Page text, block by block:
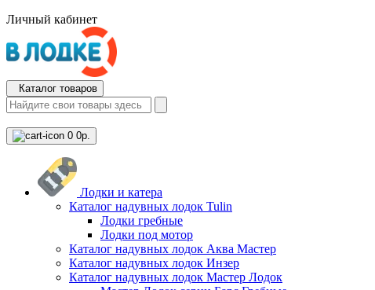
Личный кабинет
Каталог товаров
0 0р.
Лодки и катера
Каталог надувных лодок Tulin
Лодки гребные
Лодки под мотор
Каталог надувных лодок Аква Мастер
Каталог надувных лодок Инзер
Каталог надувных лодок Мастер Лодок